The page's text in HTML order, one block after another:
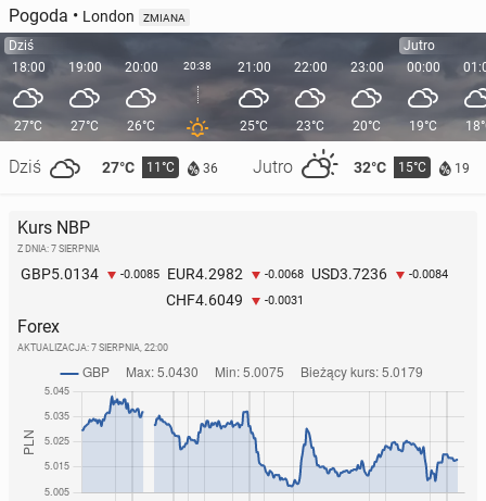
Pogoda • London ZMIANA
Dziś
18:00
27°C
Dziś 27°C 11°C 36 Jutro 32°C 15°C 19
19:00
27°C
20:00
26°C
20:38 21:00
25°C
22:00
23°C
23:00
20°C
Jutro
00:00
19°C
Kurs NBP
Z DNIA: 7 SIERPNIA
GBP5.0134 -0.0085 EUR4.2982 -0.0068 USD3.7236 -0.0084
CHF4.6049 -0.0031
Forex
AKTUALIZACJA: 7 SIERPNIA, 22:00